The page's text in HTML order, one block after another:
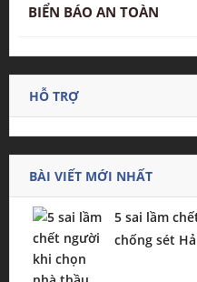
BIỂN BÁO AN TOÀN
HỖ TRỢ
BÀI VIẾT MỚI NHẤT
5 sai lầm
chống sét